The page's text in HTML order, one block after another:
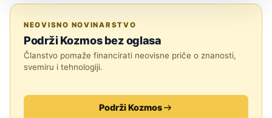
NEOVISNO NOVINARSTVO
Podrži Kozmos bez oglasa
Članstvo pomaže financirati neovisne priče o znanosti,
svemiru i tehnologiji.
Podrži Kozmos